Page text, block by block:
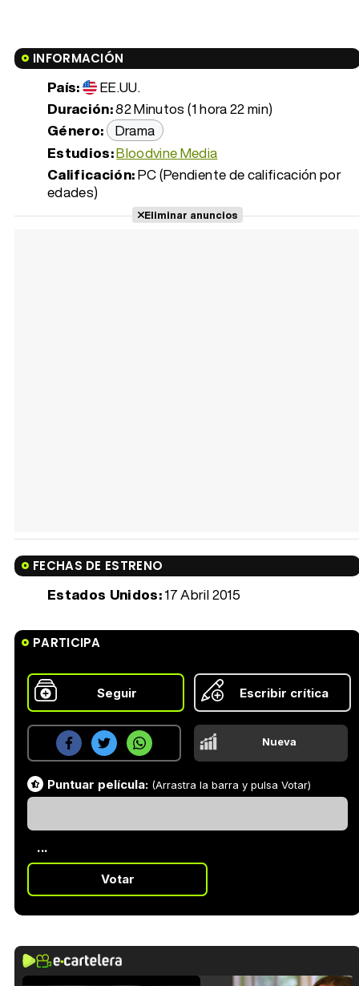
INFORMACIÓN
País:
EE.UU.
Duración:82 Minutos (1 hora 22 min)
Género: Drama
Estudios:Bloodvine Media
Calificación:PC (Pendiente de calificación por
edades)
Eliminar anuncios
FECHAS DE ESTRENO
Estados Unidos:17 Abril 2015
PARTICIPA
Seguir Escribir crítica
Nueva
Puntuar película: (Arrastra la barra y pulsa Votar)
...
Votar